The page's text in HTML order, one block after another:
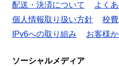
配送・決済について
よく
個人情報取り扱い方針
校
IPv6への取り組み
お客様
ソーシャルメディア